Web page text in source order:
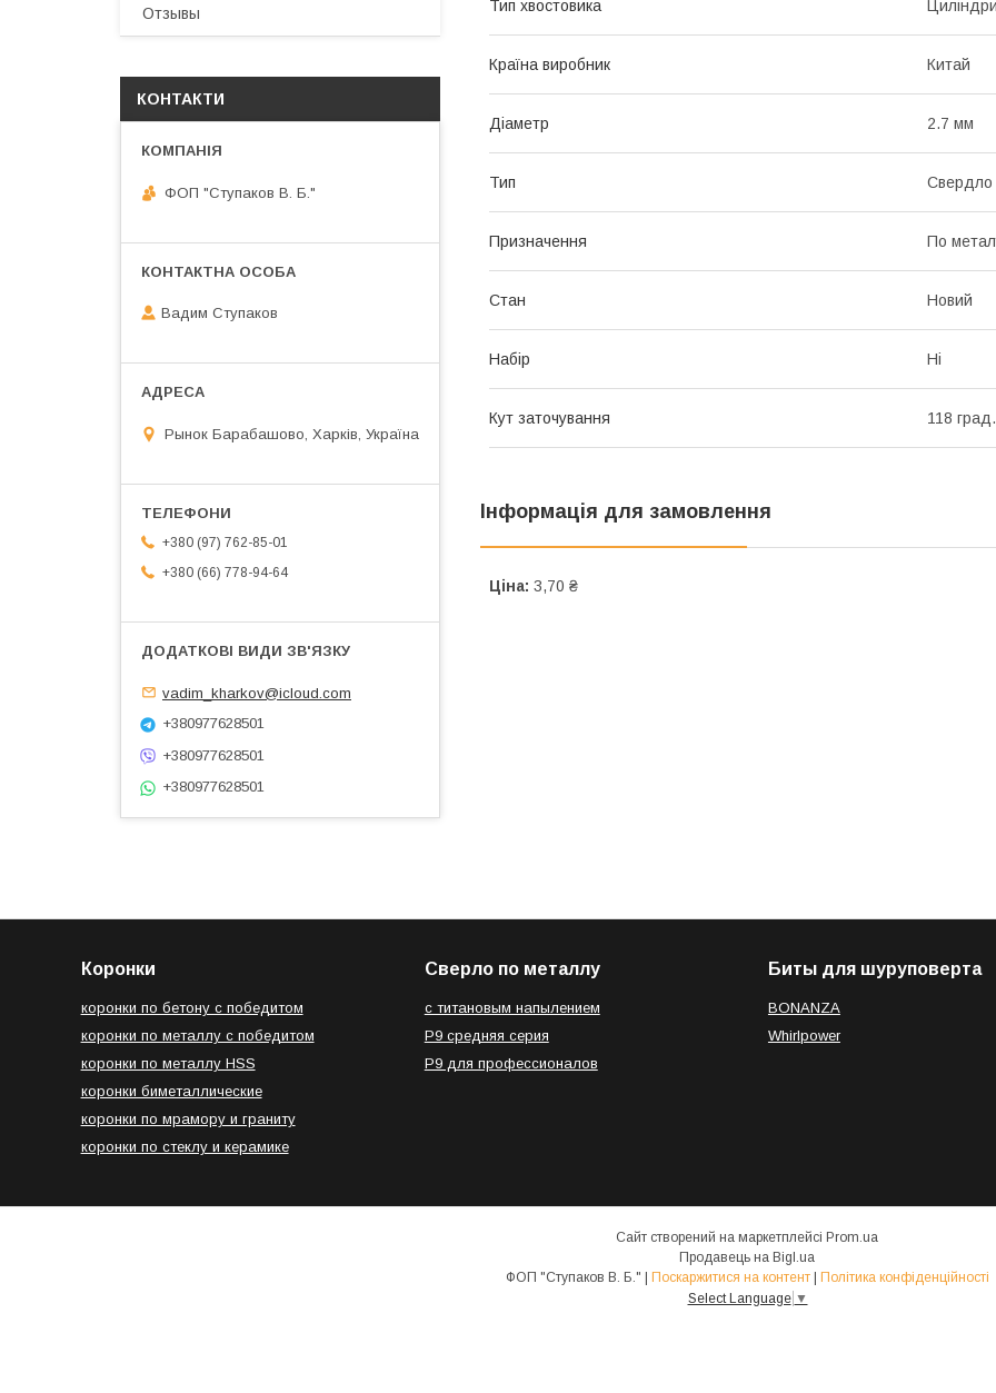
Тип хвостовика
Країна виробник Китай
Діаметр 2.7 мм
Тип Свердло
Призначення По
Стан Новий
Набір Ні
Кут заточування 118 град.
Інформація для замовлення
Ціна: 3,70 ₴
Отзывы
КОНТАКТИ
ФОП "Ступаков В. Б."
Вадим Ступаков
Рынок Барабашово, Харків, Україна
+380 (97) 762-85-01
+380 (66) 778-94-64
vadim_kharkov@icloud.com
+380977628501
+380977628501
+380977628501
Коронки
коронки по бетону с победитом
коронки по металлу с победитом
коронки по металлу HSS
коронки биметаллические
коронки по мрамору и граниту
коронки по стеклу и керамике
Сверло по металлу
с титановым напылением
Р9 средняя серия
Р9 для профессионалов
Биты для шуруповерта
BONANZA
Whirlpower
Сайт створений на маркетплейсі Prom.ua
Продавець на Bigl.ua
Поскаржитися на контент
Політика конфіденційності
Select Language ▼